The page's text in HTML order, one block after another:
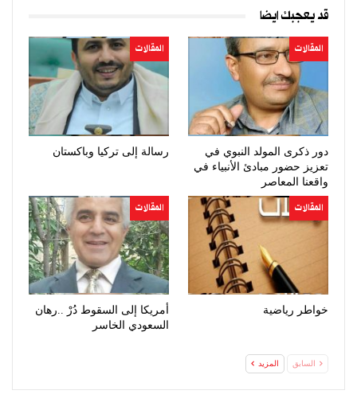
قد يعجبك ايضا
المقالات
دور ذكرى المولد النبوي في
تعزيز حضور مبادئ الأنبياء في
واقعنا المعاصر
المقالات
رسالة إلى تركيا وباكستان
المقالات
خواطر رياضية
المقالات
أمريكا إلى السقوط دُرْ ..رهان
السعودي الخاسر
السابق المزيد